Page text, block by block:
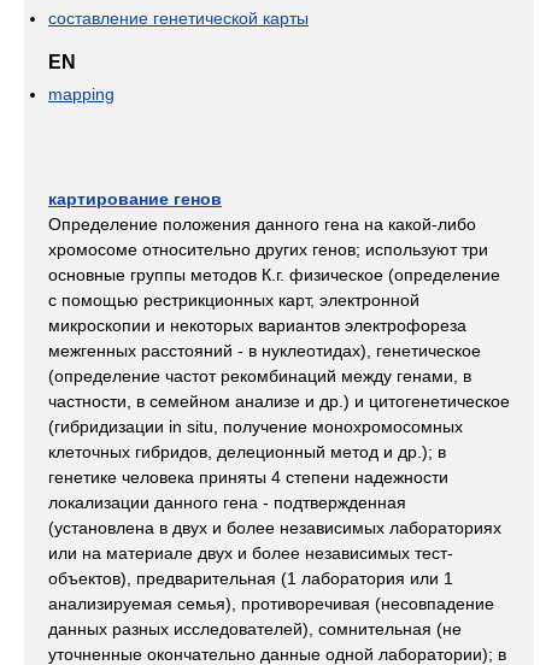
составление генетической карты
EN
mapping
картирование генов
Определение положения данного гена на какой-либо
хромосоме относительно других генов; используют три
основные группы методов К.г. физическое (определение
с помощью рестрикционных карт, электронной
микроскопии и некоторых вариантов электрофореза
межгенных расстояний - в нуклеотидах), генетическое
(определение частот рекомбинаций между генами, в
частности, в семейном анализе и др.) и цитогенетическое
(гибридизации in situ, получение монохромосомных
клеточных гибридов, делеционный метод и др.); в
генетике человека приняты 4 степени надежности
локализации данного гена - подтвержденная
(установлена в двух и более независимых лабораториях
или на материале двух и более независимых тест-
объектов), предварительная (1 лаборатория или 1
анализируемая семья), противоречивая (несовпадение
данных разных исследователей), сомнительная (не
уточненные окончательно данные одной лаборатории); в